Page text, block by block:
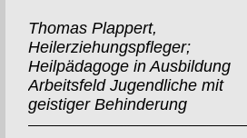
Thomas Plappert,
Heilerziehungspfleger;
Heilpädagoge in Ausbildung
Arbeitsfeld Jugendliche mit
geistiger Behinderung